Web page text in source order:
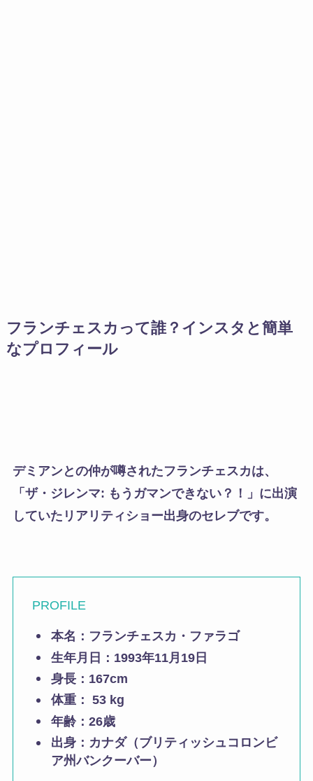
フランチェスカって誰？インスタと簡単
なプロフィール
デミアンとの仲が噂されたフランチェスカは、
「ザ・ジレンマ: もうガマンできない？！」に出演
していたリアリティショー出身のセレブです。
PROFILE
本名：フランチェスカ・ファラゴ
生年月日：1993年11月19日
身長：167cm
体重： 53 kg
年齢：26歳
出身：カナダ（ブリティッシュコロンビ
ア州バンクーバー）